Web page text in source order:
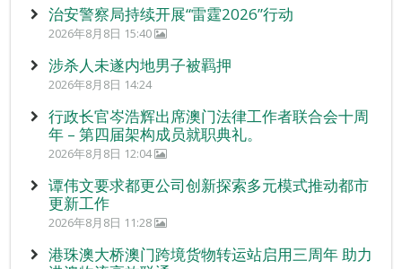
治安警察局持续开展“雷霆2026”行动
2026年8月8日 15:40
涉杀人未遂内地男子被羁押
2026年8月8日 14:24
行政长官岑浩辉出席澳门法律工作者联合会十周
年 – 第四届架构成员就职典礼。
2026年8月8日 12:04
谭伟文要求都更公司创新探索多元模式推动都市
更新工作
2026年8月8日 11:28
港珠澳大桥澳门跨境货物转运站启用三周年 助力